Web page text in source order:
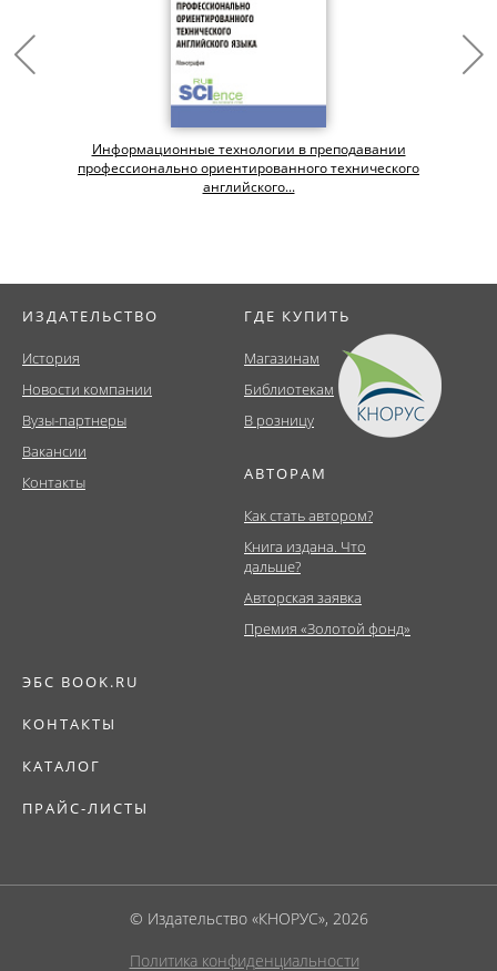
Информационные технологии в преподавании
профессионально ориентированного технического
английского...
ИЗДАТЕЛЬСТВО
История
Новости компании
Вузы-партнеры
Вакансии
Контакты
ГДЕ КУПИТЬ
Магазинам
Библиотекам
В розницу
АВТОРАМ
Как стать автором?
Книга издана. Что
дальше?
Авторская заявка
Премия «Золотой фонд»
ЭБС BOOK.RU
КОНТАКТЫ
КАТАЛОГ
ПРАЙС-ЛИСТЫ
© Издательство «КНОРУС», 2026
Политика конфиденциальности